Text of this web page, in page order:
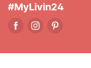
#MyLivin24